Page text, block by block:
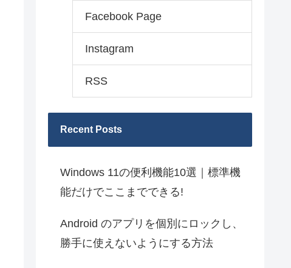
Facebook Page
Instagram
RSS
Recent Posts
Windows 11の便利機能10選｜標準機
能だけでここまでできる!
Android のアプリを個別にロックし、
勝手に使えないようにする方法